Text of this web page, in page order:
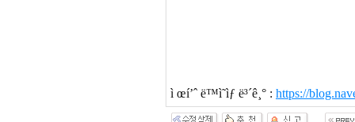
ì œí’ˆ ë™ì˜ìƒ ë³´ê¸° : https://